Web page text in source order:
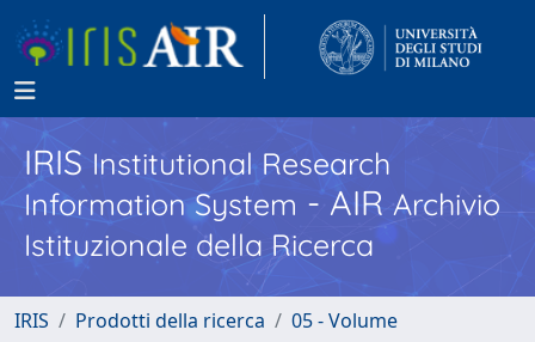
IRISInstitutional Research
Information System - AIR Archivio
Istituzionale della Ricerca
IRIS Prodotti della ricerca 05 - Volume